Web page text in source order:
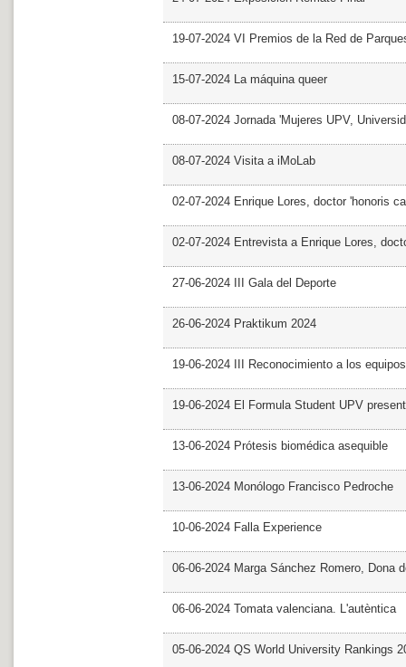
19-07-2024 VI Premios de la Red de
15-07-2024 La máquina queer
08-07-2024 Jornada 'Mujeres UPV,
08-07-2024 Visita a iMoLab
02-07-2024 Enrique Lores, doctor 'honoris
02-07-2024 Entrevista a Enrique Lores,
27-06-2024 III Gala del Deporte
26-06-2024 Praktikum 2024
19-06-2024 III Reconocimiento a los
19-06-2024 El Formula Student UPV
13-06-2024 Prótesis biomédica asequible
13-06-2024 Monólogo Francisco Pedroche
10-06-2024 Falla Experience
06-06-2024 Marga Sánchez Romero, Dona
06-06-2024 Tomata valenciana. L'autèntica
05-06-2024 QS World University Rankings